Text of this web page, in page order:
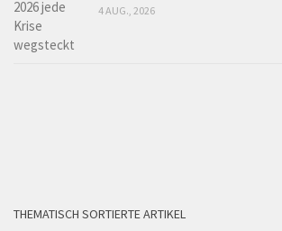
4 AUG., 2026
THEMATISCH SORTIERTE ARTIKEL